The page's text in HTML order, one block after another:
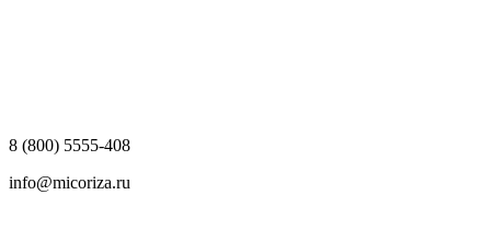
8 (800) 5555-408
info@micoriza.ru